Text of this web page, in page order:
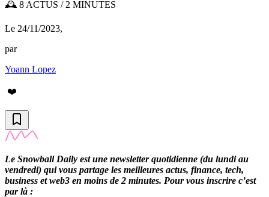
🕰️ 8 ACTUS / 2 MINUTES
Le 24/11/2023,
par
Yoann Lopez
❤️
Le Snowball Daily est une newsletter quotidienne (du lundi au
vendredi) qui vous partage les meilleures actus, finance, tech,
business et web3 en moins de 2 minutes. Pour vous inscrire c’est
par là :